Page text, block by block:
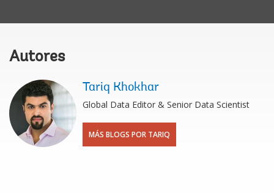
Autores
Tariq Khokhar
Global Data Editor & Senior Data Scientist
MÁS BLOGS POR TARIQ